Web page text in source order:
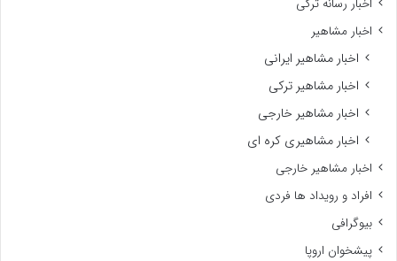
اخبار رسانه ترکی
اخبار مشاهیر
اخبار مشاهیر ایرانی
اخبار مشاهیر ترکی
اخبار مشاهیر خارجی
اخبار مشاهیری کره ای
اخبار مشاهیر خارجی
افراد و رویداد ها فردی
بیوگرافی
پیشخوان اروپا